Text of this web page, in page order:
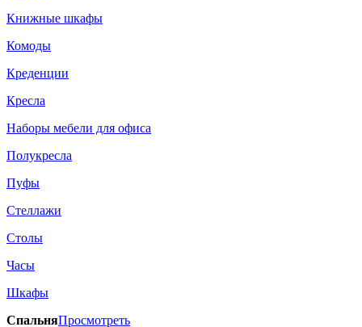
Книжные шкафы
Комоды
Креденции
Кресла
Наборы мебели для офиса
Полукресла
Пуфы
Стеллажи
Столы
Часы
Шкафы
СпальняПросмотреть